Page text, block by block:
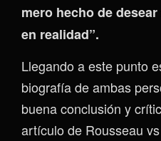
mero hecho de
en realidad”.
Llegando a este punto
biografía de ambas
buena conclusión y
artículo de Rousseau